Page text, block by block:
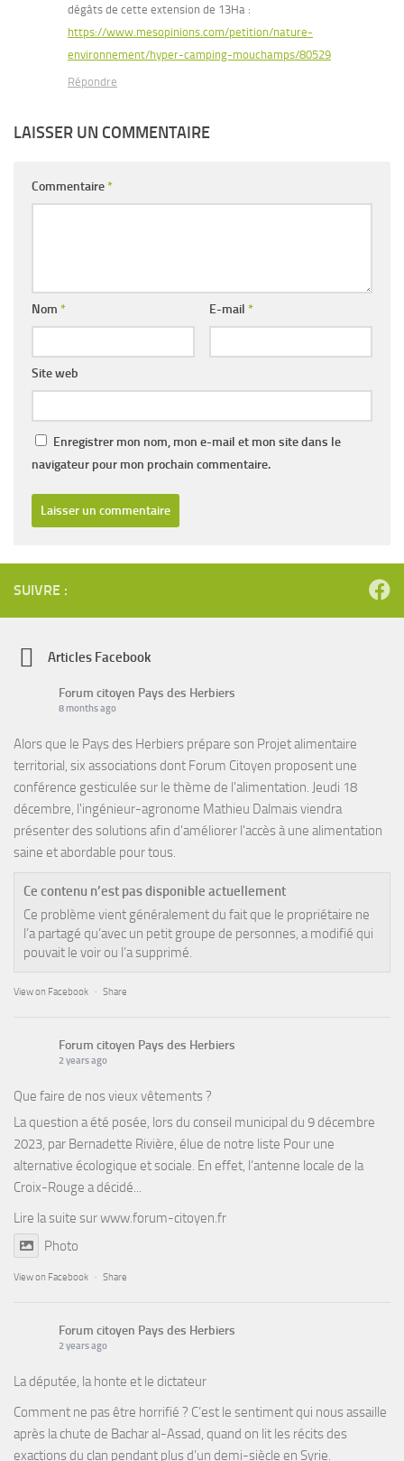
dégâts de cette extension de 13Ha :
https://www.mesopinions.com/petition/nature-
environnement/hyper-camping-mouchamps/80529
Répondre
LAISSER UN COMMENTAIRE
Commentaire*
Nom * E-mail *
Site web
Enregistrer mon nom, mon e-mail et mon site dans le
navigateur pour mon prochain commentaire.
SUIVRE :
Articles Facebook
Forum citoyen Pays des Herbiers
8 months ago
Alors que le Pays des Herbiers prépare son Projet alimentaire
territorial, six associations dont Forum Citoyen proposent une
conférence gesticulée sur le thème de l'alimentation. Jeudi 18
décembre, l'ingénieur-agronome Mathieu Dalmais viendra
présenter des solutions afin d'améliorer l'accès à une alimentation
saine et abordable pour tous.
Ce contenu n’est pas disponible actuellement
Ce problème vient généralement du fait que le propriétaire ne
l’a partagé qu’avec un petit groupe de personnes, a modifié qui
pouvait le voir ou l’a supprimé.
View on Facebook · Share
Forum citoyen Pays des Herbiers
2 years ago
Que faire de nos vieux vêtements ?
La question a été posée, lors du conseil municipal du 9 décembre
2023, par Bernadette Rivière, élue de notre liste Pour une
alternative écologique et sociale. En effet, l’antenne locale de la
Croix-Rouge a décidé...
Lire la suite surwww.forum-citoyen.fr
Photo
View on Facebook · Share
Forum citoyen Pays des Herbiers
2 years ago
La députée, la honte et le dictateur
Comment ne pas être horrifié ? C’est le sentiment qui nous assaille
après la chute de Bachar al-Assad, quand on lit les récits des
exactions du clan pendant plus d’un demi-siècle en Syrie.